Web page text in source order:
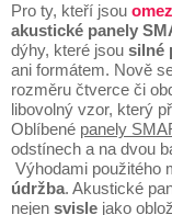
Pro ty, kteří jsou
akustické panely
dýhy, které jsou silné
ani formátem. Nově
rozměru čtverce či
libovolný vzor, který
Oblíbené panely
odstínech a na dvou
Výhodami použitého
údržba. Akustické
nejen svisle jako